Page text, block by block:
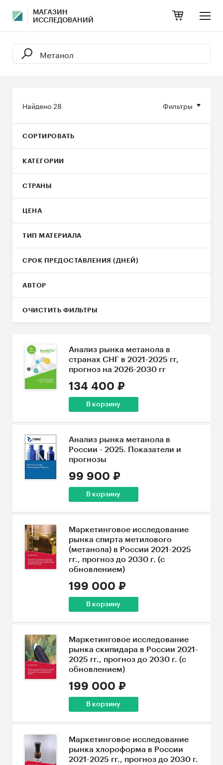
МАГАЗИН
ИССЛЕДОВАНИЙ
Фильтры
Найдено28
СОРТИРОВАТЬ
КАТЕГОРИИ
СТРАНЫ
ЦЕНА
ТИП МАТЕРИАЛА
СРОК ПРЕДОСТАВЛЕНИЯ (ДНЕЙ)
АВТОР
ОЧИСТИТЬ ФИЛЬТРЫ
Анализ рынка метанола в
странах СНГ в 2021-2025 гг,
прогноз на 2026-2030 гг
134 400 ₽
В корзину
Анализ рынка метанола в
России - 2025. Показатели и
прогнозы
99 900 ₽
В корзину
Маркетинговое исследование
рынка спирта метилового
(метанола) в России 2021-2025
гг., прогноз до 2030 г. (с
обновлением)
199 000 ₽
В корзину
Маркетинговое исследование
рынка скипидара в России 2021-
2025 гг., прогноз до 2030 г. (с
обновлением)
199 000 ₽
В корзину
Маркетинговое исследование
рынка хлороформа в России
2021-2025 гг., прогноз до 2030 г.